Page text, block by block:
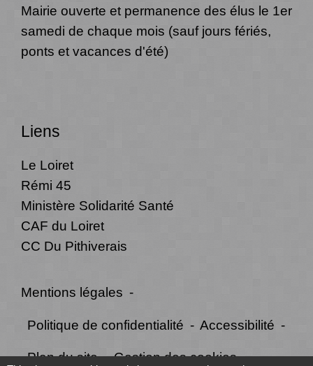
Mairie ouverte et permanence des élus le 1er
samedi de chaque mois (sauf jours fériés,
ponts et vacances d'été)
Liens
Le Loiret
Rémi 45
Ministère Solidarité Santé
CAF du Loiret
CC Du Pithiverais
Mentions légales -
Politique de confidentialité - Accessibilité -
Plan du site - Gestion des cookies